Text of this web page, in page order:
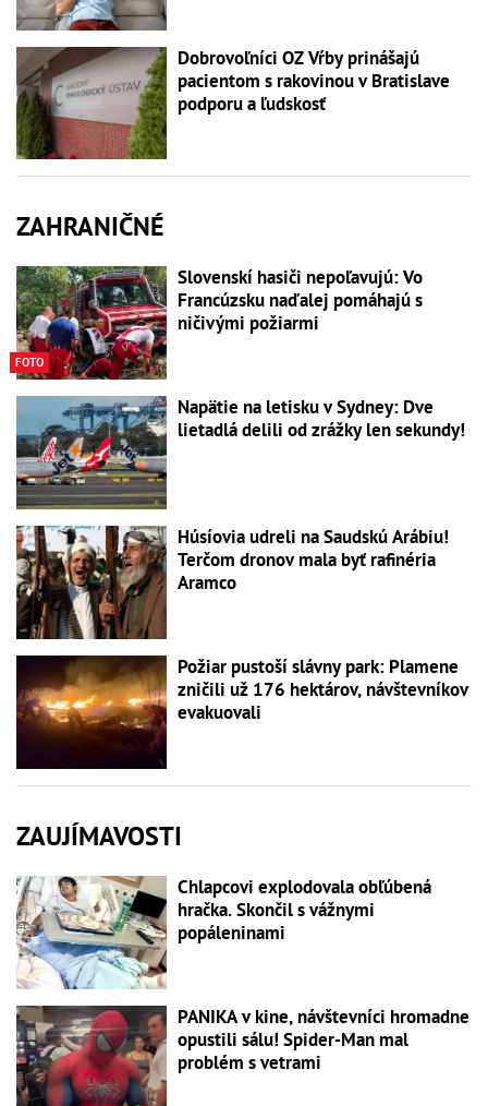
Dobrovoľníci OZ Vŕby prinášajú
pacientom s rakovinou v Bratislave
podporu a ľudskosť
ZAHRANIČNÉ
FOTO
Slovenskí hasiči nepoľavujú: Vo
Francúzsku naďalej pomáhajú s
ničivými požiarmi
Napätie na letisku v Sydney: Dve
lietadlá delili od zrážky len sekundy!
Húsíovia udreli na Saudskú Arábiu!
Terčom dronov mala byť rafinéria
Aramco
Požiar pustoší slávny park: Plamene
zničili už 176 hektárov, návštevníkov
evakuovali
ZAUJÍMAVOSTI
Chlapcovi explodovala obľúbená
hračka. Skončil s vážnymi
popáleninami
PANIKA v kine, návštevníci hromadne
opustili sálu! Spider-Man mal
problém s vetrami